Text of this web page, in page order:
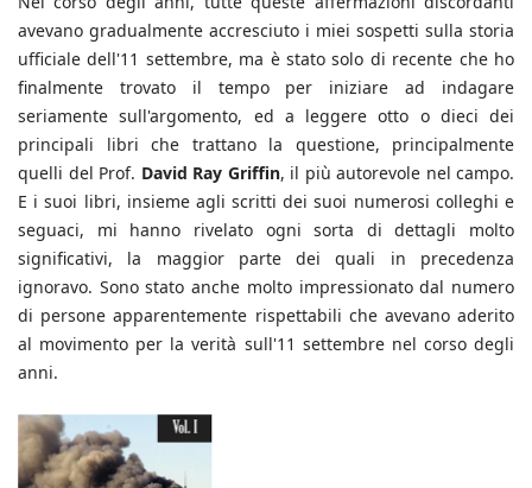
avevano gradualmente accresciuto i miei sospetti sulla storia
ufficiale dell'11 settembre, ma è stato solo di recente che ho
finalmente trovato il tempo per iniziare ad indagare
seriamente sull'argomento, ed a leggere otto o dieci dei
principali libri che trattano la questione, principalmente
quelli del Prof. David Ray Griffin, il più autorevole nel campo.
E i suoi libri, insieme agli scritti dei suoi numerosi colleghi e
seguaci, mi hanno rivelato ogni sorta di dettagli molto
significativi, la maggior parte dei quali in precedenza
ignoravo. Sono stato anche molto impressionato dal numero
di persone apparentemente rispettabili che avevano aderito
al movimento per la verità sull'11 settembre nel corso degli
anni.